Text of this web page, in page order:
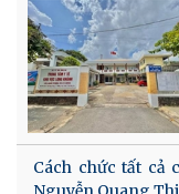
Cách chức tất cả